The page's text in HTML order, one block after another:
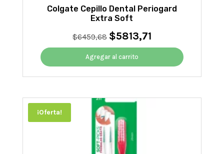
Colgate Cepillo Dental Periogard
Extra Soft
$6459,68 El
precio
original
era:
$6459,68.
$5813,71El
precio
es:
$5813,71.
Agregar al carrito
¡Oferta!